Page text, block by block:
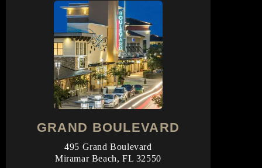
GRAND BOULEVARD
495 Grand Boulevard
Miramar Beach, FL 32550